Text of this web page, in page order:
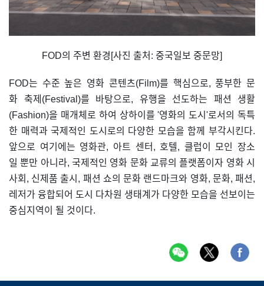
FOD의 주변 환경[사진 출처: 중국일보 중문망]
FOD는 수준 높은 영화 콘텐츠(Film)를 핵심으로, 풍부한 문
화 축제(Festival)를 바탕으로, 유행을 선도하는 패션 생활
(Fashion)을 매개체로 하여 상하이를 '영화의 도시'로서의 독특
한 매력과 국제적인 도시로의 다양한 모습을 함께 부각시킨다.
앞으로 여기에는 영화관, 아트 센터, 호텔, 클럽이 모인 장소
일 뿐만 아니라, 국제적인 영화 문화 교류의 플랫폼이자 영화 시
사회, 신제품 출시, 패션 쇼의 문화 랜드마크와 영화, 문화, 패션,
레저가 융합되어 도시 다차원 생태계가 다양한 모습을 선보이는
중심지역이 될 것이다.